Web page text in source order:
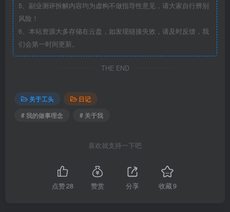
5、副业测评拆解内容均为虚构不做指导性意见，请大家自行辨别
风险！
6、本站资源大多存储在云盘，如发现链接失效，请及时反馈，我
们会第一时间更新。
THE END
关于工头
日记
# 我的做事理念
# 关于我
喜欢就支持一下吧
点赞28 赞赏 分享 收藏9